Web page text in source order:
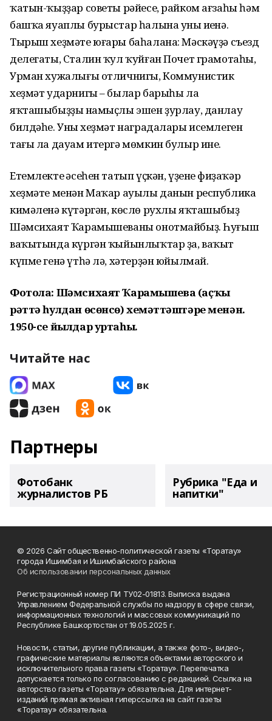
ҡатын-ҡыҙҙар советы рәйесе, райком ағзаһы һәм
башҡа яуаплы бурыстар һалына уның иңенә.
Тырыш хеҙмәте юғары баһалана: Мәскәүҙә съезд
делегаты, Сталин ҡул ҡуйған Почет грамотаһы,
Урман хужалығы отличнигы, Коммунистик
хеҙмәт ударнигы – былар барыһы ла
яҡташыбыҙҙың намыҫлы эшен ҙурлау, данлау
билдәһе. Уның хеҙмәт наградалары исемлеген
тағы ла дауам итергә мөмкин булыр ине.
Етемлектең әсеһен татып үҫкән, үҙенең фиҙаҡәр
хеҙмәте менән Маҡар ауылы данын республика
кимәленә күтәргән, көслө рухлы яҡташыбыҙ
Шәмсихаят Ҡарамышеваны онотмайбыҙ. Һуғыш
ваҡытында күргән ҡыйынлыҡтар ҙа, ваҡыт
күпме генә үтһә лә, хәтерҙән юйылмай.
Фотола: Шәмсихаят Ҡарамышева (аҫҡы
рәттә һулдан өсөнсө) хеҙмәттәштәре менән.
1950-се йылдар уртаһы.
Читайте нас
Партнеры
Фотобанк
журналистов РБ
Рубрика "Еда и
напитки"
© 2026 Сайт общественно-политической газеты «Торатау»
города Ишимбая и Ишимбайского района
Об использовании персональных данных
Регистрационный номер ПИ ТУ02-01813. Выписка выдана
Управлением Федеральной службы по надзору в сфере связи,
информационных технологий и массовых коммуникаций по
Республике Башкортостан от 19.05.2025 г.
Новости, статьи, другие публикации, а также фото-, видео-,
графические материалы являются объектами авторского и
исключительного права газеты «Торатау». Перепечатка
допускается только по согласованию с редакцией. Ссылка на
авторство газеты «Торатау» обязательна. Для интернет-
изданий прямая активная гиперссылка на сайт газеты
«Торатау» обязательна.